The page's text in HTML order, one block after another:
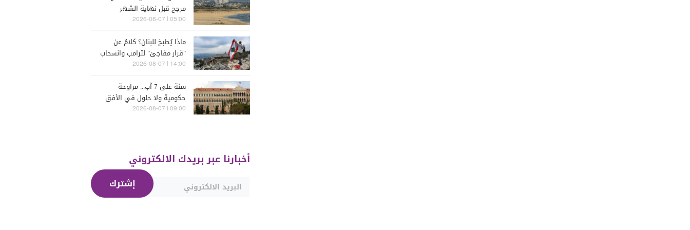
مرجح قبل نهاية الشهر
05:00 | 2026-08-07
ماذا يُطبخ للبنان؟ كلامٌ عن
"قرار مفاجئ" لترامب وانسحاب
إسرائيل
14:00 | 2026-08-07
سنة على 7 آب... مراوحة
حكومية ولا حلول في الأفق
المنظور
09:00 | 2026-08-07
أخبارنا عبر بريدك الالكتروني
إشترك